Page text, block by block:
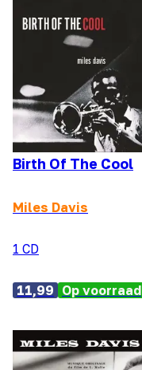
Birth Of The Cool
Miles Davis
1 CD
11,99 Op voorraad